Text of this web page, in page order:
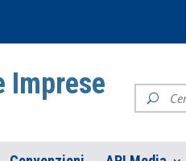
Imprese